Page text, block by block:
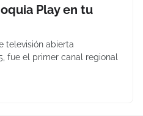
Play en tu
televisión abierta
fue el primer canal regional